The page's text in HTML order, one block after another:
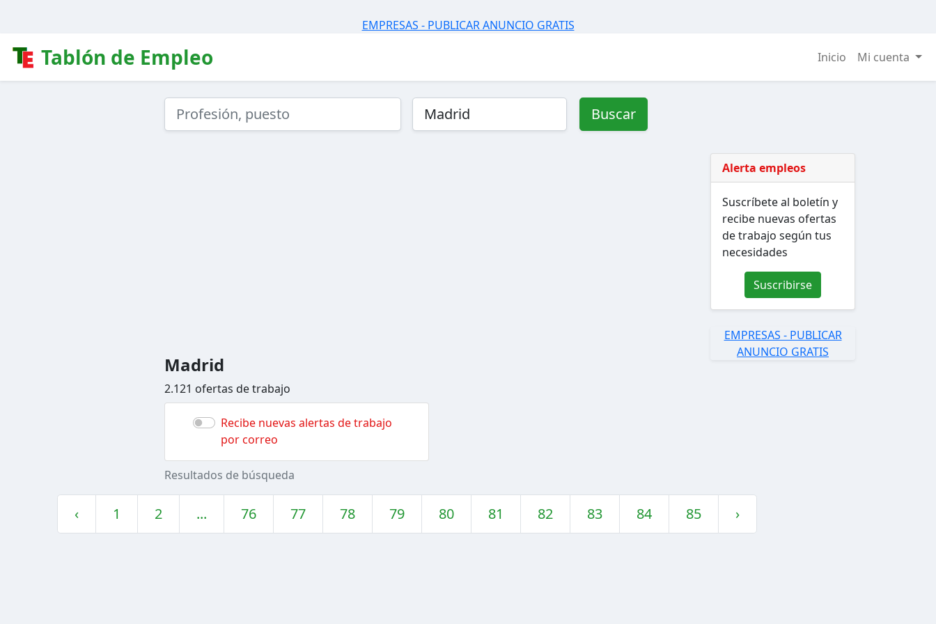
EMPRESAS - PUBLICAR ANUNCIO GRATIS
Tablón de Empleo Inicio Mi cuenta
Buscar
Madrid
2.121 ofertas de trabajo
Recibe nuevas alertas de trabajo
por correo
Resultados de búsqueda
‹ 1 2 ... 76 77 78 79 80 81 82 83 84 85 ›
Alerta empleos
Suscríbete al boletín y
recibe nuevas ofertas
de trabajo según tus
necesidades
Suscribirse
EMPRESAS - PUBLICAR
ANUNCIO GRATIS